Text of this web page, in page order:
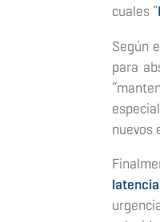
cuales “
Según
para
nuevos